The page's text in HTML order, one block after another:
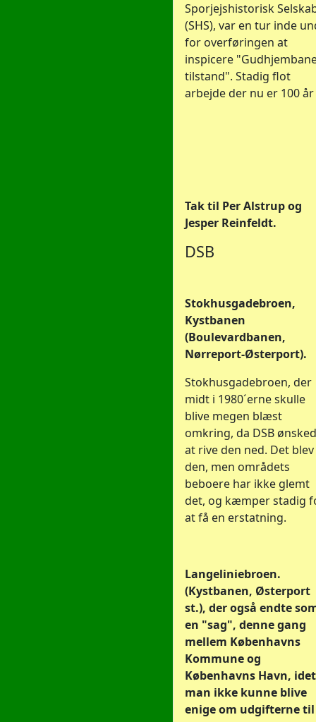
Sporjejshistorisk
(SHS), var en tur inde
for overføringen at
inspicere
tilstand". Stadig flot
arbejde der nu er 100 år
Tak til Per Alstrup og
Jesper Reinfeldt.
DSB
Stokhusgadebroen,
Kystbanen
(Boulevardbanen,
Nørreport-Østerport).
Stokhusgadebroen, der
midt i 1980´erne skulle
blive megen blæst
omkring, da DSB
at rive den ned. Det blev
den, men områdets
beboere har ikke glemt
det, og kæmper stadig
at få en erstatning.
Langeliniebroen.
(Kystbanen, Østerport
st.), der også endte
en "sag", denne gang
mellem Københavns
Kommune og
Københavns Havn, idet
man ikke kunne blive
enige om udgifterne til